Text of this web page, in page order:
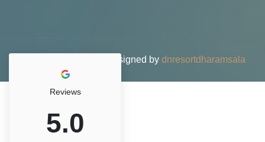
Reviews
5.0
© 2026 DN Resort • Designed by dnresortdharamsala